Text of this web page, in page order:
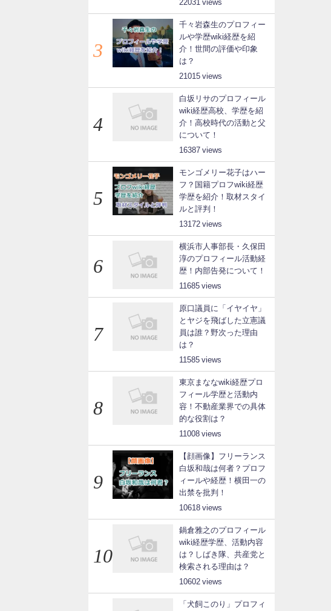
22031
千々岩森生のプロフィー
ルや学歴wiki経歴を紹
介！世間の評価や印象
は？
21015
白坂リサのプロフィール
wiki経歴高校、学歴を紹
介！高校時代の活動と父
について！
16387
モンゴメリー花子はハー
フ？国籍プロフwiki経歴
学歴を紹介！取材スタイ
ルと評判！
13172
横浜市人事部長・久保田
淳のプロフィール活動経
歴！内部告発について！
11685
原口議員に「イヤイヤ」
とヤジを飛ばした立憲議
員は誰？野次った理由
は？
11585
東京まななwiki経歴プロ
フィール学歴と活動内
容！不動産業界での具体
的な役割は？
11008
【顔画像】フリーランス
白坂和哉は何者？プロフ
ィールや経歴！横田一の
出禁を批判！
10618
鍋倉雅之のプロフィール
wiki経歴学歴、活動内容
は？しばき隊、共産党と
検索される理由は？
10602
「犬飼このり」プロフィ